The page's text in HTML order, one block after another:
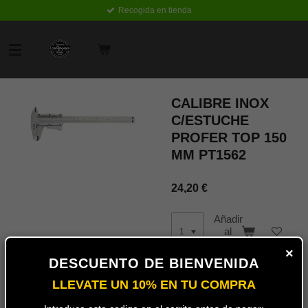
Recogida en tienda
CALIBRE INOX
C/ESTUCHE
PROFER TOP 150
MM PT1562
24,20 €
Añadir
al
×
DESCUENTO DE BIENVENIDA
LLEVATE UN 10% EN TU COMPRA